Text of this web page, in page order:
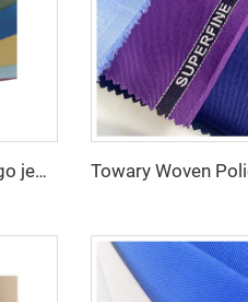
Bestseller 80% poliestru 20% wiskosowego jedwabiu TR tkanina na męskie garnitury